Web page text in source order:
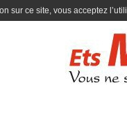
sur ce site, vous acceptez